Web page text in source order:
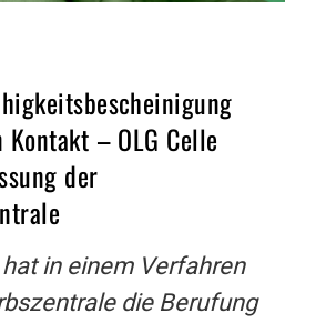
– OLG Celle
der
hat in einem Verfahren
die Berufung